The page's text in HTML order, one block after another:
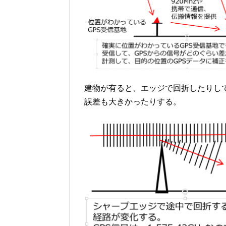
建物が有ると、エッジで回折したりし
誤差も大きかったりする。